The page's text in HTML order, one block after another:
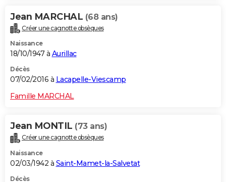
Jean MARCHAL (68 ans)
Créer une cagnotte obsèques
Naissance
18/10/1947 à Aurillac
Décès
07/02/2016 à Lacapelle-Viescamp
Famille MARCHAL
Jean MONTIL (73 ans)
Créer une cagnotte obsèques
Naissance
02/03/1942 à Saint-Mamet-la-Salvetat
Décès